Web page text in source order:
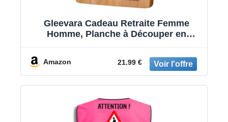
Gleevara Cadeau Retraite Femme
Homme, Planche à Découper en
Femme Unique, Cadeaux Retraite pour
Enseignants, Infirmières
Amazon 21.99 €